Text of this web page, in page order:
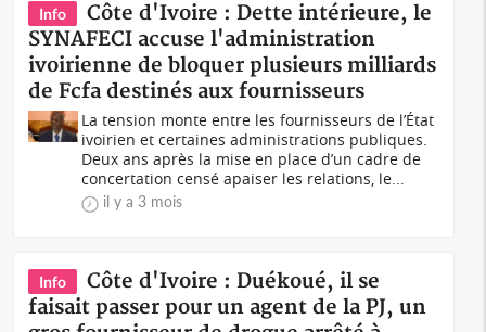
Info
Côte d'Ivoire : Dette intérieure, le
SYNAFECI accuse l'administration
ivoirienne de bloquer plusieurs milliards
de Fcfa destinés aux fournisseurs
La tension monte entre les fournisseurs de l’État
ivoirien et certaines administrations publiques.
Deux ans après la mise en place d’un cadre de
concertation censé apaiser les relations, le...
il y a 3 mois
Info
Côte d'Ivoire : Duékoué, il se
faisait passer pour un agent de la PJ, un